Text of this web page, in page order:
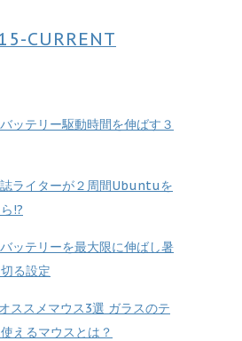
CURRENT
ッテリー駆動時間を伸ばす３
ライターが２周間Ubuntuを
!?
ッテリーを最大限に伸ばし暑
る設定
ススメマウス3選 ガラスのテ
えるマウスとは？